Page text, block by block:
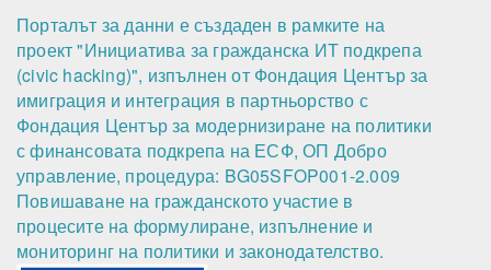
Порталът за данни е създаден в рамките на
проект "Инициатива за гражданска ИТ подкрепа
(civic hacking)", изпълнен от Фондация Център за
имиграция и интеграция в партньорство с
Фондация Център за модернизиране на политики
с финансовата подкрепа на ЕСФ, ОП Добро
управление, процедура: BG05SFOP001-2.009
Повишаване на гражданското участие в
процесите на формулиране, изпълнение и
мониторинг на политики и законодателство.